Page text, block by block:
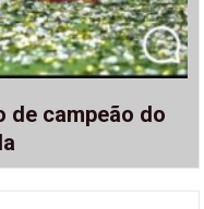
de campeão do